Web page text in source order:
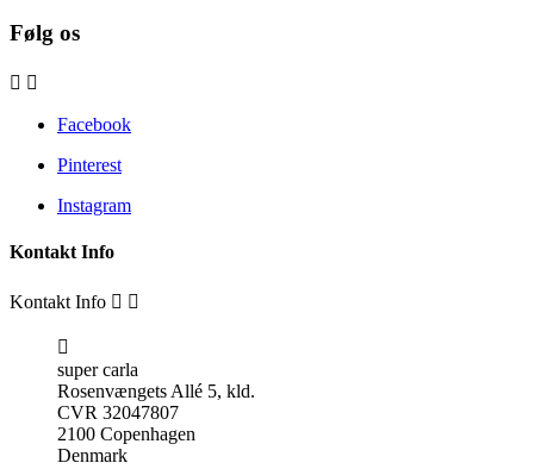
Følg os
 
Facebook
Pinterest
Instagram
Kontakt Info
Kontakt Info  

super carla
Rosenvængets Allé 5, kld.
CVR 32047807
2100 Copenhagen
Denmark